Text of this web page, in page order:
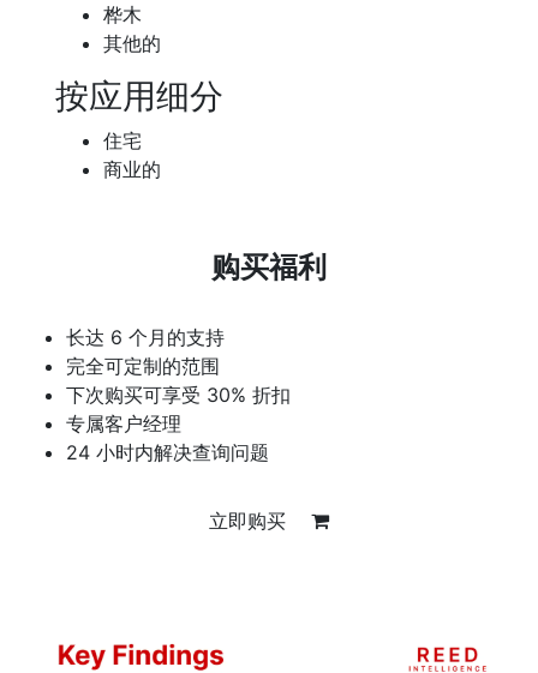
桦木
其他的
按应用细分
住宅
商业的
购买福利
长达 6 个月的支持
完全可定制的范围
下次购买可享受 30% 折扣
专属客户经理
24 小时内解决查询问题
立即购买